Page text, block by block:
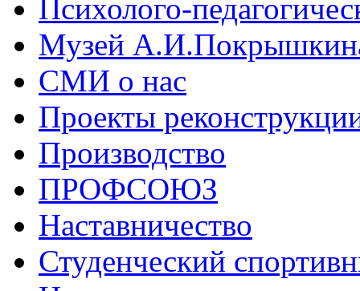
Психолого-
Музей
СМИ о нас
Проекты
Производство
ПРОФСОЮЗ
Наставничество
Студенческий